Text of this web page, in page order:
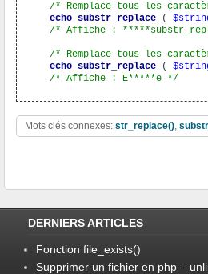
/* Remplace tous les
echo substr_replace (
/* Affiche :
/* Remplace tous les
echo substr_replace (
/* Affiche : E*****e */
Mots clés connexes: str_replace(),
DERNIERS ARTICLES
Fonction file_exists()
Supprimer un fichier en php –